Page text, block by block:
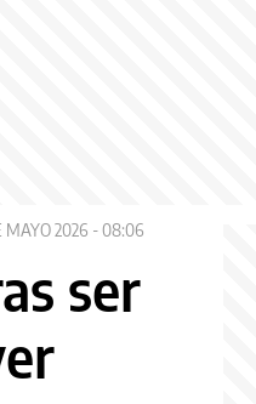
MAYO 2026 - 08:06
ser